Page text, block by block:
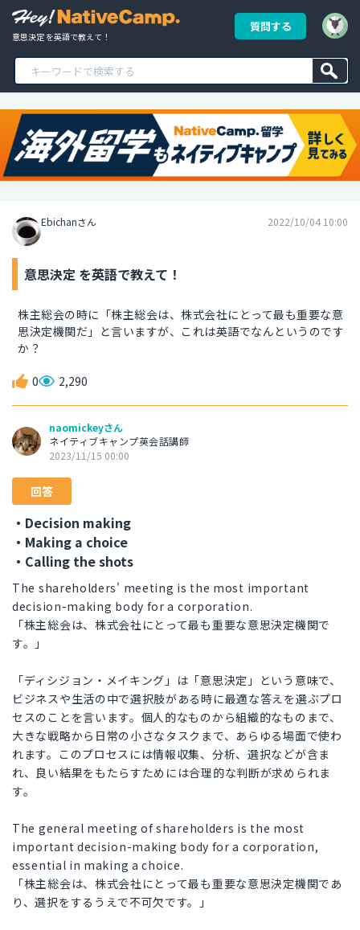
意思決定 を英語で教えて！
質問する
Ebichanさん 2022/10/04 10:00
意思決定 を英語で教えて！
株主総会の時に「株主総会は、株式会社にとって最も重要な意
思決定機関だ」と言いますが、これは英語でなんというのです
か？
0 2,290
naomickeyさん
ネイティブキャンプ英会話講師
2023/11/15 00:00
回答
・Decision making
・Making a choice
・Calling the shots
The shareholders' meeting is the most important
decision-making body for a corporation.
「株主総会は、株式会社にとって最も重要な意思決定機関で
す。」
「ディシジョン・メイキング」は「意思決定」という意味で、
ビジネスや生活の中で選択肢がある時に最適な答えを選ぶプロ
セスのことを言います。個人的なものから組織的なものまで、
大きな戦略から日常の小さなタスクまで、あらゆる場面で使わ
れます。このプロセスには情報収集、分析、選択などが含ま
れ、良い結果をもたらすためには合理的な判断が求められま
す。
The general meeting of shareholders is the most
important decision-making body for a corporation,
essential in making a choice.
「株主総会は、株式会社にとって最も重要な意思決定機関であ
り、選択をするうえで不可欠です。」